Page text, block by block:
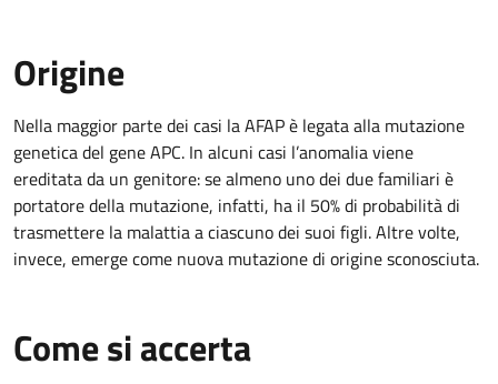
Origine
Nella maggior parte dei casi la AFAP è legata alla mutazione
genetica del gene APC. In alcuni casi l’anomalia viene
ereditata da un genitore: se almeno uno dei due familiari è
portatore della mutazione, infatti, ha il 50% di probabilità di
trasmettere la malattia a ciascuno dei suoi figli. Altre volte,
invece, emerge come nuova mutazione di origine sconosciuta.
Come si accerta